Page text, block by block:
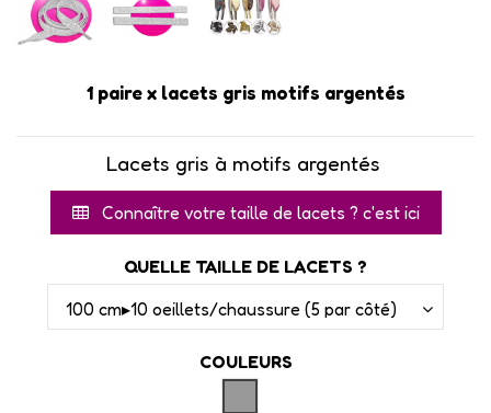
1 paire x lacets gris motifs argentés
Lacets gris à motifs argentés
Connaître votre taille de lacets ? c'est ici
QUELLE TAILLE DE LACETS ?
COULEURS